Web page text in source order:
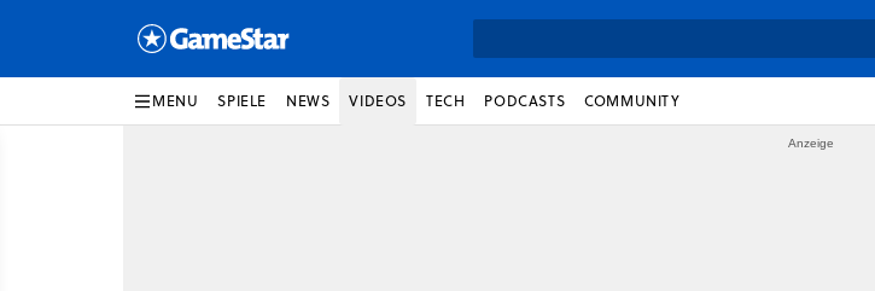
MENU SPIELE NEWS VIDEOS TECH PODCASTS COMMUNITY